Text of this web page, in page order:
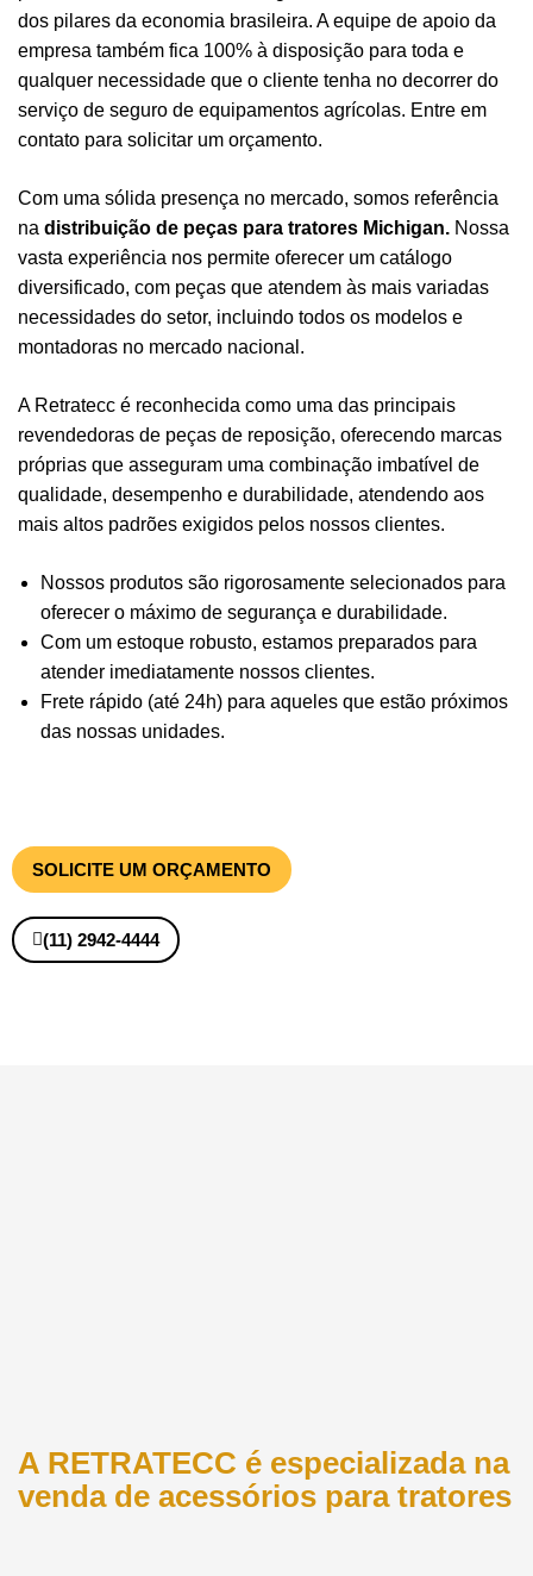
dos pilares da economia brasileira. A equipe de apoio da
empresa também fica 100% à disposição para toda e
qualquer necessidade que o cliente tenha no decorrer do
serviço de seguro de equipamentos agrícolas. Entre em
contato para solicitar um orçamento.
Com uma sólida presença no mercado, somos referência
na distribuição de peças para tratores Michigan. Nossa
vasta experiência nos permite oferecer um catálogo
diversificado, com peças que atendem às mais variadas
necessidades do setor, incluindo todos os modelos e
montadoras no mercado nacional.
A Retratecc é reconhecida como uma das principais
revendedoras de peças de reposição, oferecendo marcas
próprias que asseguram uma combinação imbatível de
qualidade, desempenho e durabilidade, atendendo aos
mais altos padrões exigidos pelos nossos clientes.
Nossos produtos são rigorosamente selecionados para
oferecer o máximo de segurança e durabilidade.
Com um estoque robusto, estamos preparados para
atender imediatamente nossos clientes.
Frete rápido (até 24h) para aqueles que estão próximos
das nossas unidades.
SOLICITE UM ORÇAMENTO
(11) 2942-4444
A RETRATECC é especializada na
venda de acessórios para tratores